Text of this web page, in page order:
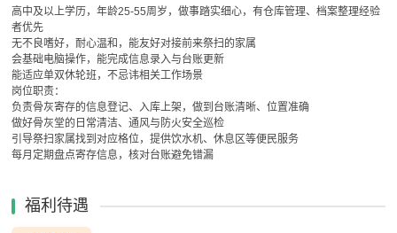
高中及以上学历，年龄25-55周岁，做事踏实细心，有仓库管理、档案整理经验
者优先
无不良嗜好，耐心温和，能友好对接前来祭扫的家属
会基础电脑操作，能完成信息录入与台账更新
能适应单双休轮班，不忌讳相关工作场景
岗位职责：
负责骨灰寄存的信息登记、入库上架，做到台账清晰、位置准确
做好骨灰堂的日常清洁、通风与防火安全巡检
引导祭扫家属找到对应格位，提供饮水机、休息区等便民服务
每月定期盘点寄存信息，核对台账避免错漏
福利待遇